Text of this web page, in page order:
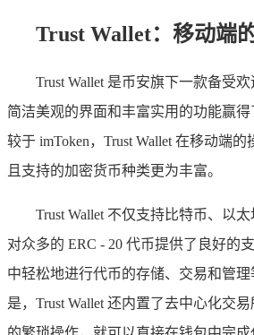
Trust Wallet：移动端
Trust Wallet 是币安旗下一款备受
简洁美观的界面和丰富实用的功能赢
较于 imToken，Trust Wallet 在移动端
且支持的加密货币种类更为丰富。
Trust Wallet 不仅支持比特币、以
对众多的 ERC - 20 代币提供了良好的
中轻松地进行代币的存储、交易和管
是，Trust Wallet 还内置了去中心化交